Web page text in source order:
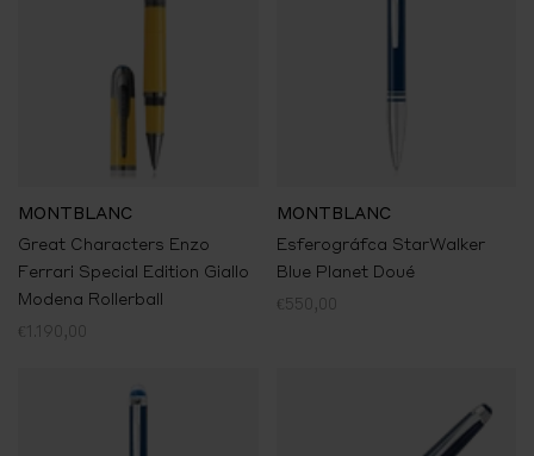
MONTBLANC
Great Characters Enzo
Ferrari Special Edition Giallo
Modena Rollerball
€1.190,00
MONTBLANC
Esferográfca StarWalker
Blue Planet Doué
€550,00